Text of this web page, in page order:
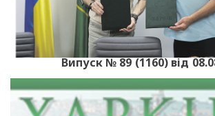
Випуск № 89 (1160) від